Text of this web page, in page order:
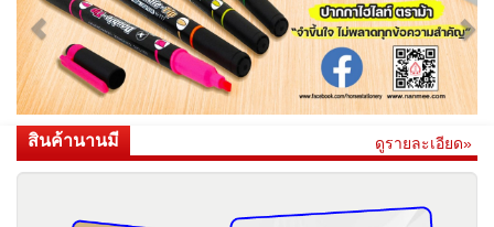
สินค้านานมี ดูรายละเอียด»